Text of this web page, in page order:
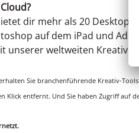
dir mehr als 20 Desktop-
auf dem iPad und
unserer weltweiten Kreativ-
Sie branchenführende Kreativ-
Klick entfernt. Und Sie haben Zugriff auf